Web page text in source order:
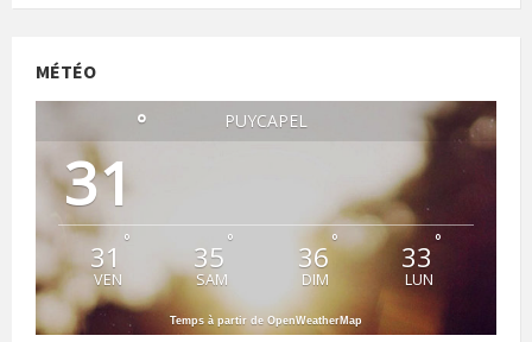
MÉTÉO
PUYCAPEL
31
°
31 °
VEN
35 °
SAM
36°
DIM
33 °
LUN
Temps à partir de OpenWeatherMap